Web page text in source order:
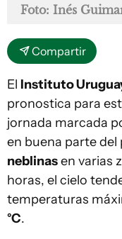
Foto: Inés
Compartir
El Instituto
pronostica para
jornada marcada
en buena parte del
neblinasen varias
horas, el cielo
temperaturas
°C.